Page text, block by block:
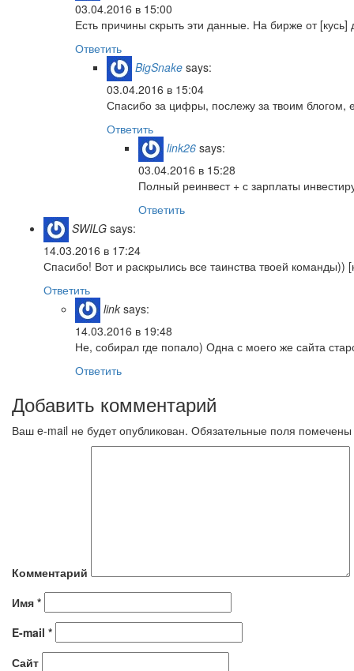
03.04.2016 в 15:00
Есть причины скрыть эти данные. На бирже от [кусь]
Ответить
BigSnake says:
03.04.2016 в 15:04
Спасибо за цифры, послежу за твоим блогом,
Ответить
link26 says:
03.04.2016 в 15:28
Полный реинвест + с зарплаты
Ответить
SWILG says:
14.03.2016 в 17:24
Спасибо! Вот и раскрылись все таинства твоей
Ответить
link says:
14.03.2016 в 19:48
Не, собирал где попало) Одна с моего же сайта
Ответить
Добавить комментарий
Ваш e-mail не будет опубликован. Обязательные поля помечены
Комментарий
Имя *
E-mail *
Сайт